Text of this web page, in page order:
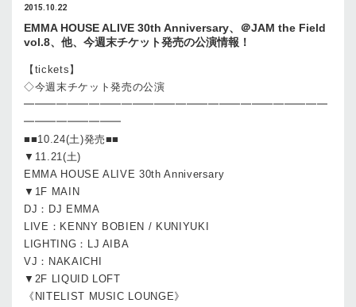
2015.10.22
EMMA HOUSE ALIVE 30th Anniversary、＠JAM the Field
vol.8、他、今週末チケット発売の公演情報！
【tickets】
◇今週末チケット発売の公演
━━━━━━━━━━━━━━━━━━━━━━━━━━━━
━━━━━━━━━
■■10.24(土)発売■■
▼11.21(土)
EMMA HOUSE ALIVE 30th Anniversary
▼1F MAIN
DJ：DJ EMMA
LIVE：KENNY BOBIEN / KUNIYUKI
LIGHTING：LJ AIBA
VJ：NAKAICHI
▼2F LIQUID LOFT
《NITELIST MUSIC LOUNGE》